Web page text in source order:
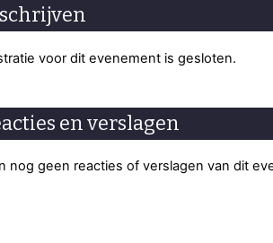
voor dit evenement is gesloten.
en verslagen
nog geen reacties of verslagen van dit